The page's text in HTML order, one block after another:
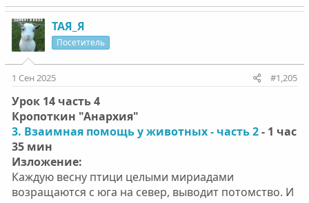
ТАЯ_Я
Посетитель
1 Сен 2025 #1,205
Урок 14 часть 4
Кропоткин "Анархия"
3. Взаимная помощь у животных - часть 2- 1 час
35 мин
Изложение:
Каждую весну птици целыми мириадами
возращаются с юга на север, выводит потомство. И